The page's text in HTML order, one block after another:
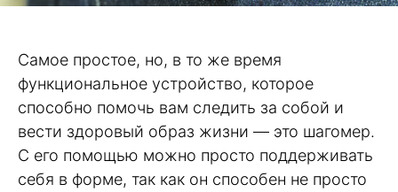
Самое простое, но, в то же время
функциональное устройство, которое
способно помочь вам следить за собой и
вести здоровый образ жизни — это шагомер.
С его помощью можно просто поддерживать
себя в форме, так как он способен не просто